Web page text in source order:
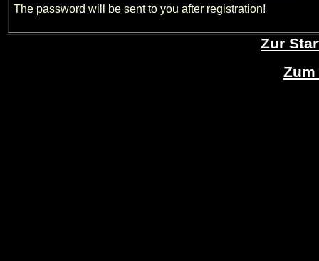
The password will be sent to you after registration!
Zur